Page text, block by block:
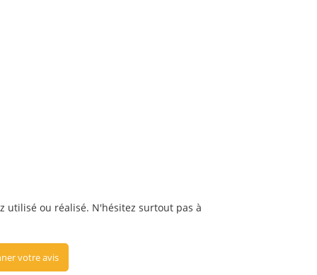
utilisé ou réalisé. N'hésitez surtout pas à
votre avis